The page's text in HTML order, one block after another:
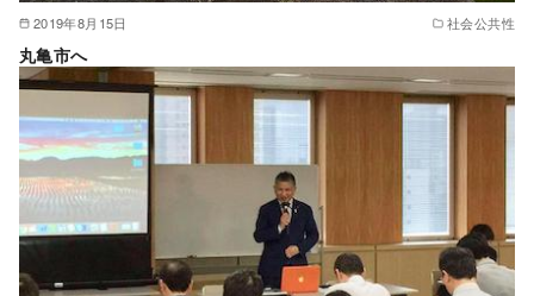
2019年8月15日 社会公共性
丸亀市へ